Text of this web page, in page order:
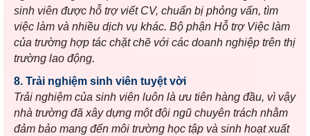
sinh viên được hỗ trợ viết CV, chuẩn bị phỏng vấn, tìm
việc làm và nhiều dịch vụ khác. Bộ phận Hỗ trợ Việc làm
của trường hợp tác chặt chẽ với các doanh nghiệp trên thị
trường lao động.
8. Trải nghiệm sinh viên tuyệt vời
Trải nghiệm của sinh viên luôn là ưu tiên hàng đầu, vì vậy
nhà trường đã xây dựng một đội ngũ chuyên trách nhằm
đảm bảo mang đến môi trường học tập và sinh hoạt xuất